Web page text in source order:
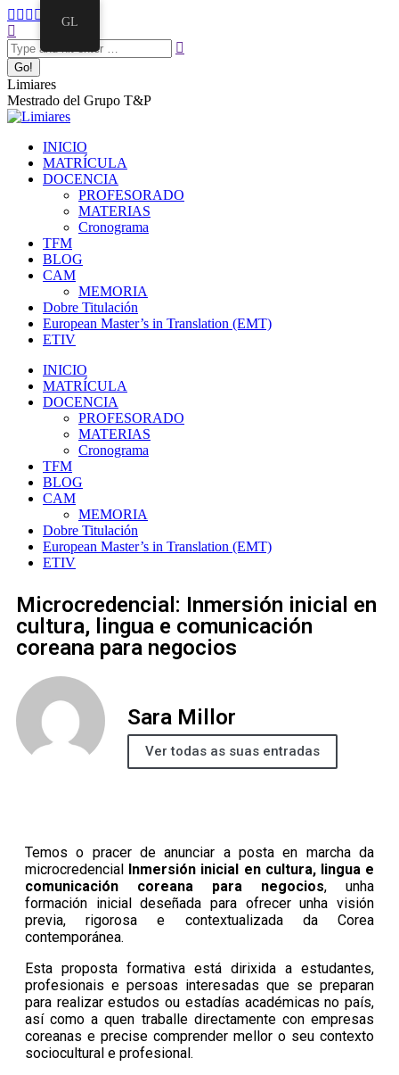
Limiares
Mestrado del Grupo T&P
INICIO
MATRÍCULA
DOCENCIA
PROFESORADO
MATERIAS
Cronograma
TFM
BLOG
CAM
MEMORIA
Dobre Titulación
European Master’s in Translation (EMT)
ETIV
INICIO
MATRÍCULA
DOCENCIA
PROFESORADO
MATERIAS
Cronograma
TFM
BLOG
CAM
MEMORIA
Dobre Titulación
European Master’s in Translation (EMT)
ETIV
Microcredencial: Inmersión inicial en
cultura, lingua e comunicación
coreana para negocios
Sara Millor
Ver todas as suas entradas
Temos o pracer de anunciar a posta en marcha da
microcredencial Inmersión inicial en cultura, lingua e
comunicación coreana para negocios, unha
formación inicial deseñada para ofrecer unha visión
previa, rigorosa e contextualizada da Corea
contemporánea.
Esta proposta formativa está dirixida a estudantes,
profesionais e persoas interesadas que se preparan
para realizar estudos ou estadías académicas no país,
así como a quen traballe directamente con empresas
coreanas e precise comprender mellor o seu contexto
sociocultural e profesional.
GL